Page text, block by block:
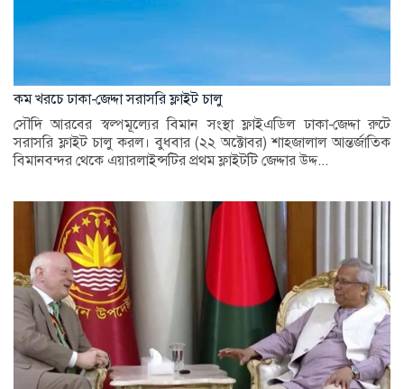
কম খরচে ঢাকা-জেদ্দা সরাসরি ফ্লাইট চালু
সৌদি আরবের স্বল্পমূল্যের বিমান সংস্থা ফ্লাইএডিল ঢাকা-জেদ্দা রুটে
সরাসরি ফ্লাইট চালু করল। বুধবার (২২ অক্টোবর) শাহজালাল আন্তর্জাতিক
বিমানবন্দর থেকে এয়ারলাইন্সটির প্রথম ফ্লাইটটি জেদ্দার উদ্দ...